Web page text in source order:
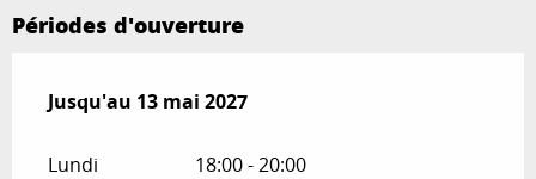
Périodes d'ouverture
Du13 mai 2026au13 mai 2027
Jusqu'au 13 mai 2027
Lundi 18:00 - 20:00